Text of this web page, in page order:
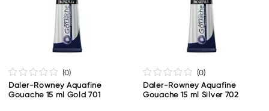
(0)
Daler-Rowney Aquafine
Gouache 15 ml Gold 701
(0)
Daler-Rowney Aquafine
Gouache 15 ml Silver 702